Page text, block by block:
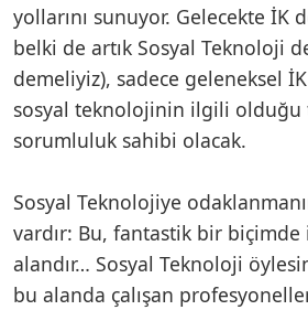
yollarını sunuyor. Gelecekte İK
belki de artık Sosyal Teknoloji
demeliyiz), sadece geleneksel
sosyal teknolojinin ilgili olduğu
sorumluluk sahibi olacak.
Sosyal Teknolojiye
vardır: Bu, fantastik bir
alandır… Sosyal Teknoloji
bu alanda çalışan